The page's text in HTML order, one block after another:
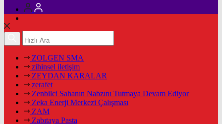
ZOLGEN SMA
zihinsel iletişim
ZEYDAN KARALAR
zerafet
Zenbilci Sahanın Nabzını Tutmaya Devam Ediyor
Zeka Enerji Merkezi Çalışması
ZAM
Zabıtaya Pasta